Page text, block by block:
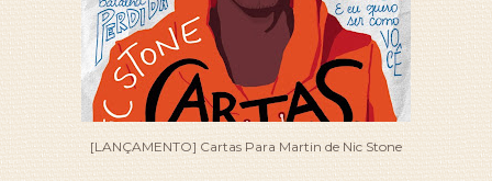
[LANÇAMENTO] Cartas Para Martin de Nic Stone